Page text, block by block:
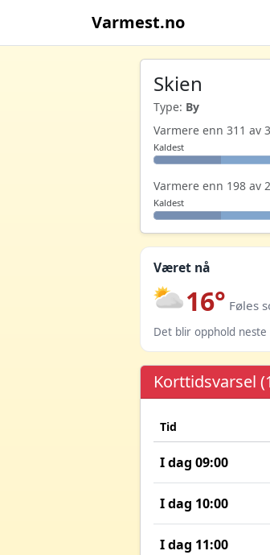
Varmest.no
Skien
Type: By
Varmere enn 311 av
Kaldest
Varmere enn 198 av
Kaldest
Været nå
16° Føles
Det blir opphold
Korttidsvarsel
Tid
I dag 09:00
I dag 10:00
I dag 11:00